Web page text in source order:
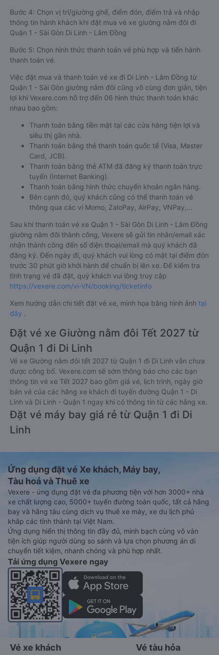
Bước 4: Chọn vị trí/giường ghế, điểm đón, điểm trả và nhập
thông tin hành khách khi đặt mua vé xe giường nằm đôi đi
Quận 1 - Sài Gòn Di Linh - Lâm Đồng
Bước 5: Chọn hình thức thanh toán vé phù hợp và tiến hành
thanh toán vé.
Việc đặt mua và thanh toán vé xe đi Di Linh - Lâm Đồng từ
Quận 1 - Sài Gòn giường nằm đôi cũng vô cùng đơn giản, tiện
lợi khi Vexere.com hỗ trợ đến 06 hình thức thanh toán khác
nhau bao gồm:
Thanh toán bằng tiền mặt tại các cửa hàng tiện lợi và
siêu thị gần nhà.
Thanh toán bằng thẻ thanh toán quốc tế (Visa, Master
Card, JCB).
Thanh toán bằng thẻ ATM đã đăng ký thanh toán trực
tuyến (Internet Banking).
Thanh toán bằng hình thức chuyển khoản ngân hàng.
Bên cạnh đó, quý khách cũng có thể thanh toán vé
thông qua các ví Momo, ZaloPay, AirPay, VNPay,…
Sau khi thanh toán vé xe Quận 1 - Sài Gòn Di Linh - Lâm Đồng
giường nằm đôi thành công, Vexere sẽ gửi tin nhắn/email xác
nhận thành công đến số điện thoại/email mà quý khách đã
đăng ký. Đến ngày đi, quý khách vui lòng có mặt tại điểm đón
trước 30 phút giờ khởi hành để chuẩn bị lên xe. Để kiểm tra
tình trạng vé đã đặt, quý khách vui lòng truy cập
https://vexere.com/vi-VN/booking/ticketinfo
Xem hướng dẫn chi tiết đặt vé xe, minh họa bằng hình ảnh tại
đây .
Đặt vé xe Giường nằm đôi Tết 2027 từ
Quận 1 đi Di Linh
Vé xe Giường nằm đôi tết 2027 từ Quận 1 đi Di Linh vẫn chưa
được công bố. Vexere.com sẽ sớm thông báo cho các bạn
thông tin vé xe Tết 2027 bao gồm giá vé, lịch trình, ngày giờ
bán vé của các hãng xe khách đi tuyến đường Quận 1 - Di
Linh và Di Linh - Quận 1 ngay khi có thông tin từ các hãng xe.
Đặt vé máy bay giá rẻ từ Quận 1 đi Di
Linh
Ứng dụng đặt vé Xe khách, Máy bay,
Tàu hoả và Thuê xe
Vexere - ứng dụng đặt vé đa phương tiện với hơn 3000+ nhà
xe chất lượng cao, 5000+ tuyến đường toàn quốc, tất cả hãng
bay và hãng tàu cùng dịch vụ thuê xe máy, xe du lịch phủ
khắp các tỉnh thành tại Việt Nam.
Ứng dụng hiển thị thông tin đầy đủ, minh bạch cùng vô vàn
tiện ích giúp người dùng so sánh và lựa chọn phương án di
chuyển tiết kiệm, nhanh chóng và phù hợp nhất.
Tải ứng dụng Vexere ngay
Vé xe khách Vé tàu hỏa